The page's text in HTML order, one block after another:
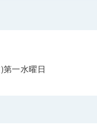
第一水曜日